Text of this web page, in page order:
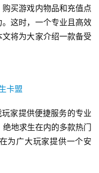
买游戏内物品和充值点
这时，一个专业且高效
将为大家介绍一款备受
家提供便捷服务的专业
地求生在内的多款热门
为广大玩家提供一个安